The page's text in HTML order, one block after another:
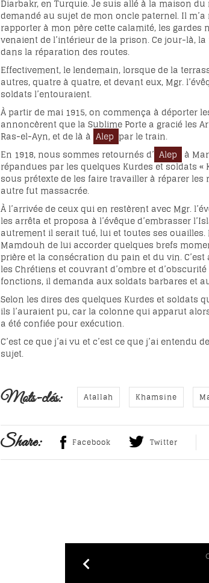
Diarbakr, en Turquie. Je suis allé à la maison
demandé au sujet de mon oncle paternel. Il
rapporter à mon père cette calamité, les gardes
venaient de l’intérieur de la prison. Ce jour-là,
dans la réparation des routes.
Effectivement, le lendemain, lorsque de la
autres, quatre à quatre, et devant eux, Mgr.
soldats l’entouraient.
À partir de mai 1915, on commença à déporter
annoncèrent que la Sublime Porte a gracié les
Ras-el-Ayn, et de là à Alep par le train.
En 1918, nous sommes retournés d’ Alep à
répandues par les quelques Kurdes et soldats
sous prétexte de les faire travailler à réparer
autre fut massacrée.
À l’arrivée de ceux qui en restèrent avec Mgr.
les arrêta et proposa à l’évêque d’embrasser
autrement il serait tué, lui et toutes ses
Mamdouh de lui accorder quelques brefs
prière et la consécration du pain et du vin.
les Chrétiens et couvrant d’ombre et
fonctions, il demanda aux soldats barbares et
Selon les dires des quelques Kurdes et soldats
ils l’auraient pu, car la colonne qui apparut
a été confiée pour exécution.
C’est ce que j’ai vu et c’est ce que j’ai
sujet.
Mots-clés: Atallah Khamsine
Share: Facebook Twitter